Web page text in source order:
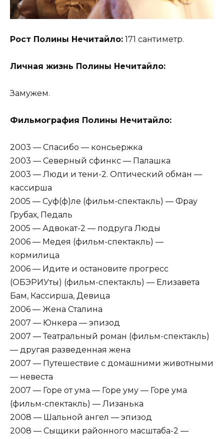
Рост Полины Нечитайло: 171 сантиметр.
Личная жизнь Полины Нечитайло:
Замужем.
Фильмография Полины Нечитайло:
2003 — Спасибо — консьержка
2003 — Северный сфинкс — Палашка
2003 — Люди и тени-2. Оптический обман —
кассирша
2005 — Суф(ф)ле (фильм-спектакль) — Фрау
Грубах, Педаль
2005 — Адвокат-2 — подруга Люды
2006 — Медея (фильм-спектакль) —
кормилица
2006 — Идите и остановите прогресс
(ОБЭРИУты) (фильм-спектакль) — Елизавета
Бам, Кассирша, Девица
2006 — Жена Сталина
2007 — Юнкера — эпизод
2007 — Театральный роман (фильм-спектакль)
— другая разведенная жена
2007 — Путешествие с домашними животными
— невеста
2007 — Горе от ума — Горе уму — Горе ума
(фильм-спектакль) — Лизанька
2008 — Шальной ангел — эпизод
2008 — Сыщики районного масштаба-2 —